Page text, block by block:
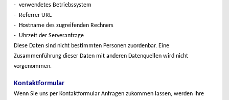
- verwendetes Betriebssystem
- Referrer URL
- Hostname des zugreifenden Rechners
- Uhrzeit der Serveranfrage
Diese Daten sind nicht bestimmten Personen zuordenbar. Eine
Zusammenführung dieser Daten mit anderen Datenquellen wird nicht
vorgenommen.
Kontaktformular
Wenn Sie uns per Kontaktformular Anfragen zukommen lassen, werden Ihre